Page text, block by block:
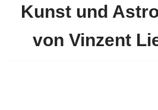
Kunst und
von Vinzent